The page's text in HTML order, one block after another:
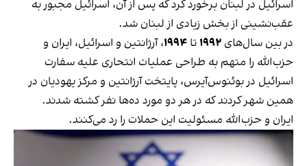
اسرائیل در لبنان برخورد کرد که پس از آن، اسرائیل مجبور به
عقب‌نشینی از بخش زیادی از لبنان شد.
در بین سال‌های ۱۹۹۲ تا ۱۹۹۴، آرژانتین و اسرائیل، ایران و
حزب‌الله را متهم به طراحی عملیات انتحاری علیه سفارت
اسرائیل در بوئنوس‌آیرس، پایتخت آرژانتین و مرکز یهودیان در
همین شهر کردند که در هر دو مورد ده‌ها نفر کشته شدند.
ایران و حزب‌الله مسئولیت این حملات را رد می‌کنند.